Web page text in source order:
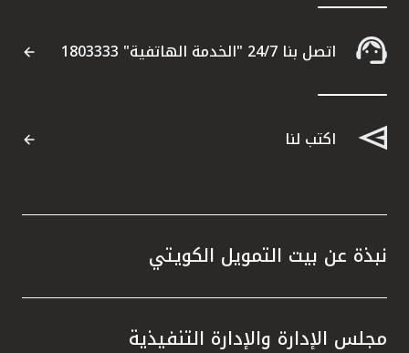
ماليزيا
اتصل بنا 24/7 "الخدمة الهاتفية" 1803333
اكتب لنا
نبذة عن بيت التمويل الكويتي
مجلس الإدارة والإدارة التنفيذية